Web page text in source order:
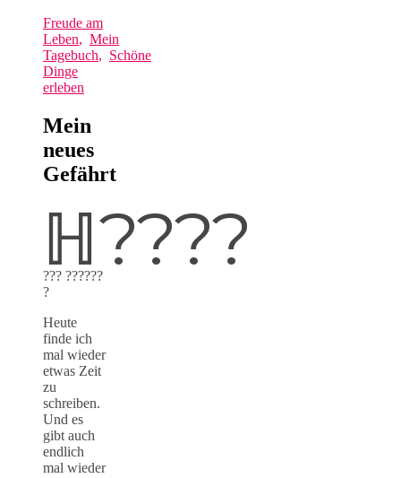
Freude am
Leben, Mein
Tagebuch, Schöne
Dinge
erleben
Mein
neues
Gefährt
ℍ????
??? ??????
?
Heute
finde ich
mal wieder
etwas Zeit
zu
schreiben.
Und es
gibt auch
endlich
mal wieder